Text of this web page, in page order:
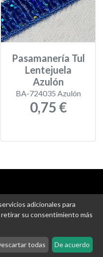
Pasamanería Tul
Lentejuela
Azulón
BA-724035 Azulón
0,75 €
-Ajustes de Cookies
adicionales para
retirar su consentimiento más
todas De acuerdo